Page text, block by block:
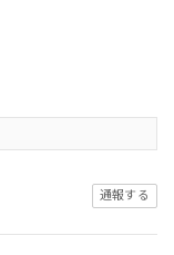
通報する